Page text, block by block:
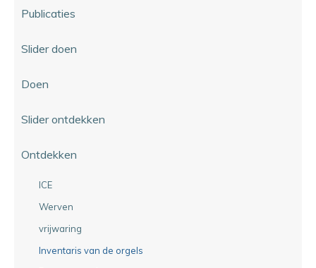
Publicaties
Slider doen
Doen
Slider ontdekken
Ontdekken
ICE
Werven
vrijwaring
Inventaris van de orgels